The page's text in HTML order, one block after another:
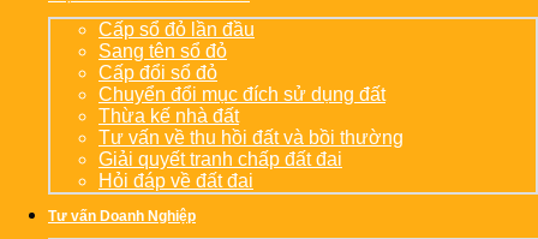
Cấp sổ đỏ lần đầu
Sang tên sổ đỏ
Cấp đổi sổ đỏ
Chuyển đổi mục đích sử dụng đất
Thừa kế nhà đất
Tư vấn về thu hồi đất và bồi thường
Giải quyết tranh chấp đất đai
Hỏi đáp về đất đai
Tư vấn Doanh Nghiệp